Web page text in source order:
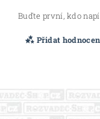
Buďte první, kdo
Přidat